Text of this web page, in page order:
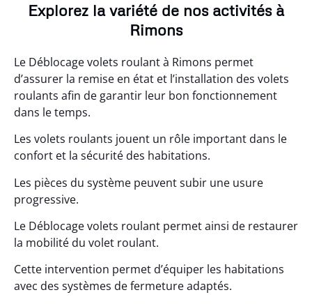
Explorez la variété de nos activités à
Rimons
Le Déblocage volets roulant à Rimons permet
d’assurer la remise en état et l’installation des volets
roulants afin de garantir leur bon fonctionnement
dans le temps.
Les volets roulants jouent un rôle important dans le
confort et la sécurité des habitations.
Les pièces du système peuvent subir une usure
progressive.
Le Déblocage volets roulant permet ainsi de restaurer
la mobilité du volet roulant.
Cette intervention permet d’équiper les habitations
avec des systèmes de fermeture adaptés.